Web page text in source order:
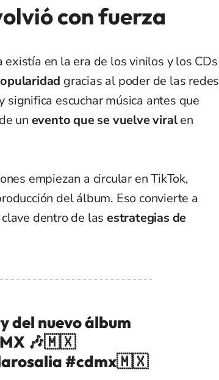
con fuerza
en la era de los vinilos y los CDs
gracias al poder de las redes
escuchar música antes que
un evento que se vuelve viralen
empiezan a circular en TikTok,
del álbum. Eso convierte a
dentro de las estrategias de
del nuevo álbum
🎶🇲🇽
#cdmx🇲🇽